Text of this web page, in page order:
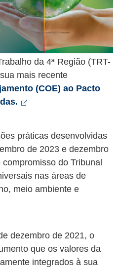
da 4ª Região (TRT-
mais recente
(COE) ao Pacto
Arquivo tipo pdf de 34MB
Abre em nova aba
práticas desenvolvidas
de 2023 e dezembro
do Tribunal
nas áreas de
meio ambiente e
dezembro de 2021, o
que os valores da
integrados à sua